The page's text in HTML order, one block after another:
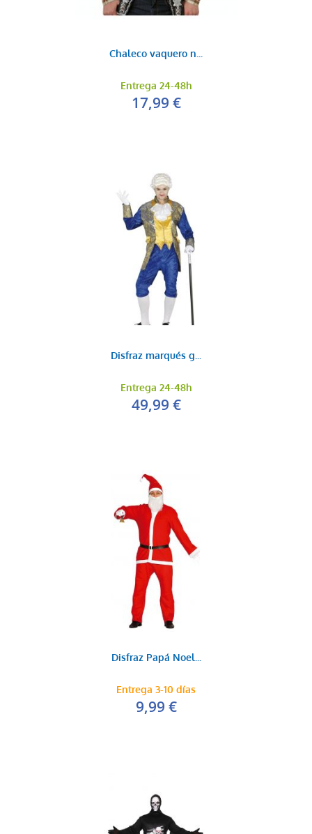
Chaleco vaquero n...
Entrega 24-48h
17,99 €
Disfraz marqués g...
Entrega 24-48h
49,99 €
Disfraz Papá Noel...
Entrega 3-10 días
9,99 €